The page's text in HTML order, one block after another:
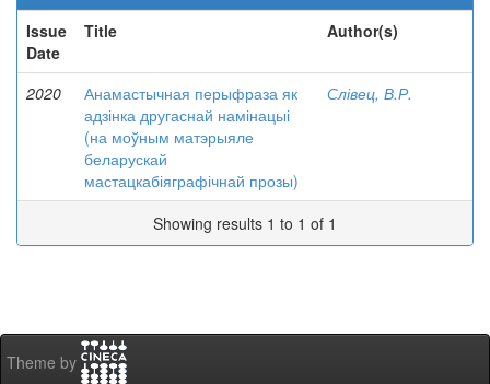
Issue
Date
Title Author(s)
2020
Анамастычная перыфраза як
адзінка другаснай намінацыі
(на моўным матэрыяле
беларускай
мастацкабіяграфічнай прозы)
Слівец, В.Р.
Showing results 1 to 1 of 1
Theme by